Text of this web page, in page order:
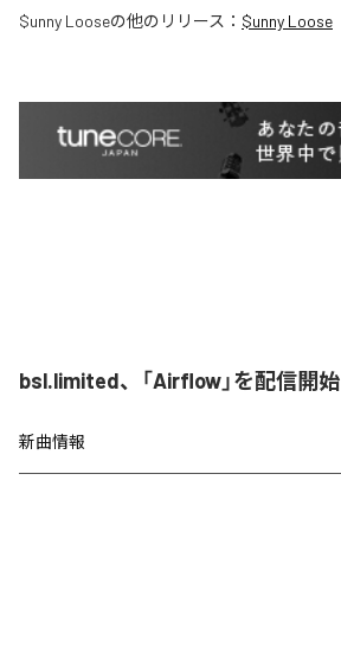
$unny Looseの他のリリース： $unny Loose
bsl.limited、「Airflow」を配信開始
新曲情報